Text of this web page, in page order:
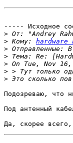
----- Исходное
> От: "Andrey
> Кому:
>
>
>
>
>
Подозреваю, что
Под антенный